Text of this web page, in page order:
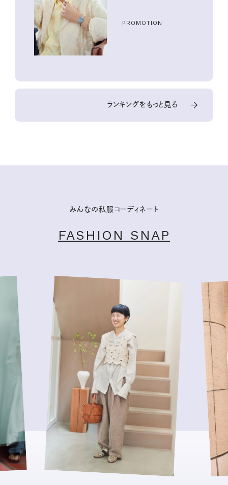
PROMOTION
ランキングをもっと見る
みんなの私服コーディネート
FASHION SNAP